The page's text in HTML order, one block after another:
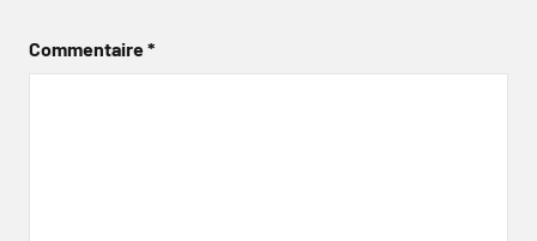
Commentaire*